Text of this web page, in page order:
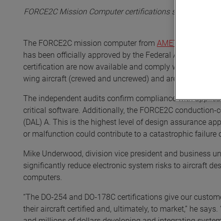
FORCE2C Mission Computer certifications
The FORCE2C mission computer from AMETEK Abaco
has been officially approved by the Federal Aviation
certification are now available and comply with the
wing aircraft (crewed and uncrewed) and are also
The independent audits confirm compliance with
critical software. Additionally, the FORCE2C
(DAL) A. This is the highest level of design assurance
or malfunction could contribute to a catastrophic failure
Mike Underwood, division vice president and business
significantly reduce electronic system risks to aircraft
computers.
“The DO-254 and DO-178C certifications give our
their aircraft certified and, ultimately, to market,” he